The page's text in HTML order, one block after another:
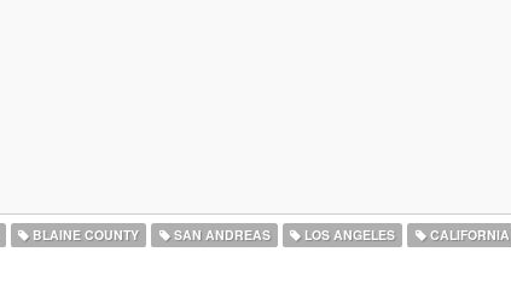
BLAINE COUNTY SAN ANDREAS LOS ANGELES CALIFORNIA